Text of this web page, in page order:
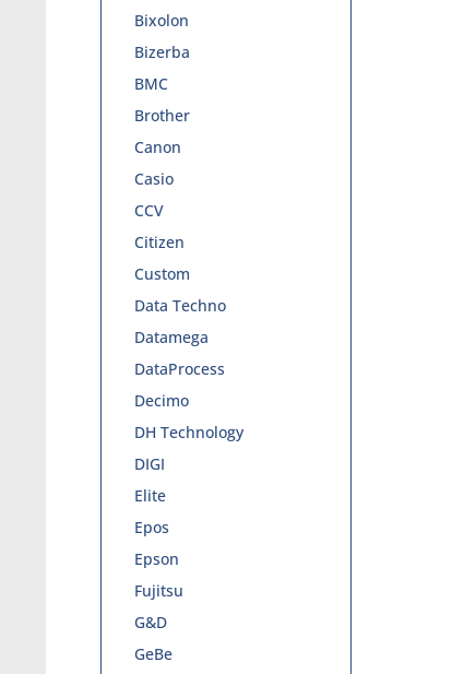
Bixolon
Bizerba
BMC
Brother
Canon
Casio
CCV
Citizen
Custom
Data Techno
Datamega
DataProcess
Decimo
DH Technology
DIGI
Elite
Epos
Epson
Fujitsu
G&D
GeBe